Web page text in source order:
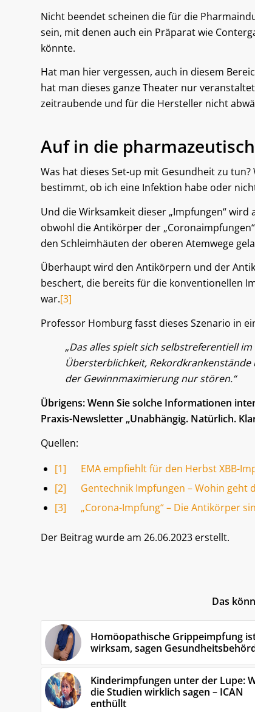
Nicht beendet scheinen die für die
sein, mit denen auch ein Präparat wie
könnte.
Hat man hier vergessen, auch in diesem
hat man dieses ganze Theater nur
zeitraubende und für die Hersteller nicht
Auf in die
Was hat dieses Set-up mit Gesundheit zu tun?
bestimmt, ob ich eine Infektion habe oder
Und die Wirksamkeit dieser „Impfungen“
obwohl die Antikörper der
den Schleimhäuten der oberen Atemwege
Überhaupt wird den Antikörpern und der
beschert, die bereits für die konventionellen
war.[3]
Professor Homburg fasst dieses Szenario in
„Das alles spielt sich selbstreferentiell
Übersterblichkeit,
der Gewinnmaximierung nur stören.“
Übrigens: Wenn Sie solche Informationen
Praxis-Newsletter „Unabhängig. Natürlich.
Quellen:
[1] EMA empfiehlt für den Herbst XBB-
[2] Gentechnik Impfungen – Wohin geht
[3] „Corona-Impfung“ – Die Antikörper
Der Beitrag wurde am 26.06.2023 erstellt.
Das
Homöopathische Grippeimpfung
wirksam, sagen
Kinderimpfungen unter der Lupe:
die Studien wirklich sagen – ICAN
enthüllt